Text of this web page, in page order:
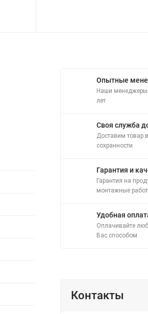
Опытные
Наши менеджеры
лет
Своя служба
Доставим товар
сохранности
Гарантия и
Гарантия на
монтажные
Удобная
Оплачивайте
Вас способом
Контакты